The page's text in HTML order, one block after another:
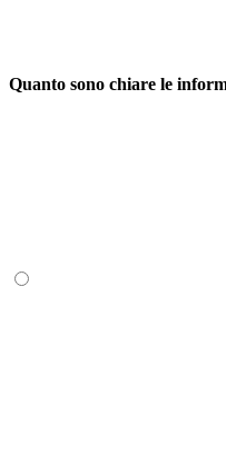
Quanto sono chiare le